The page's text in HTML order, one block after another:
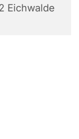
Eichwalde